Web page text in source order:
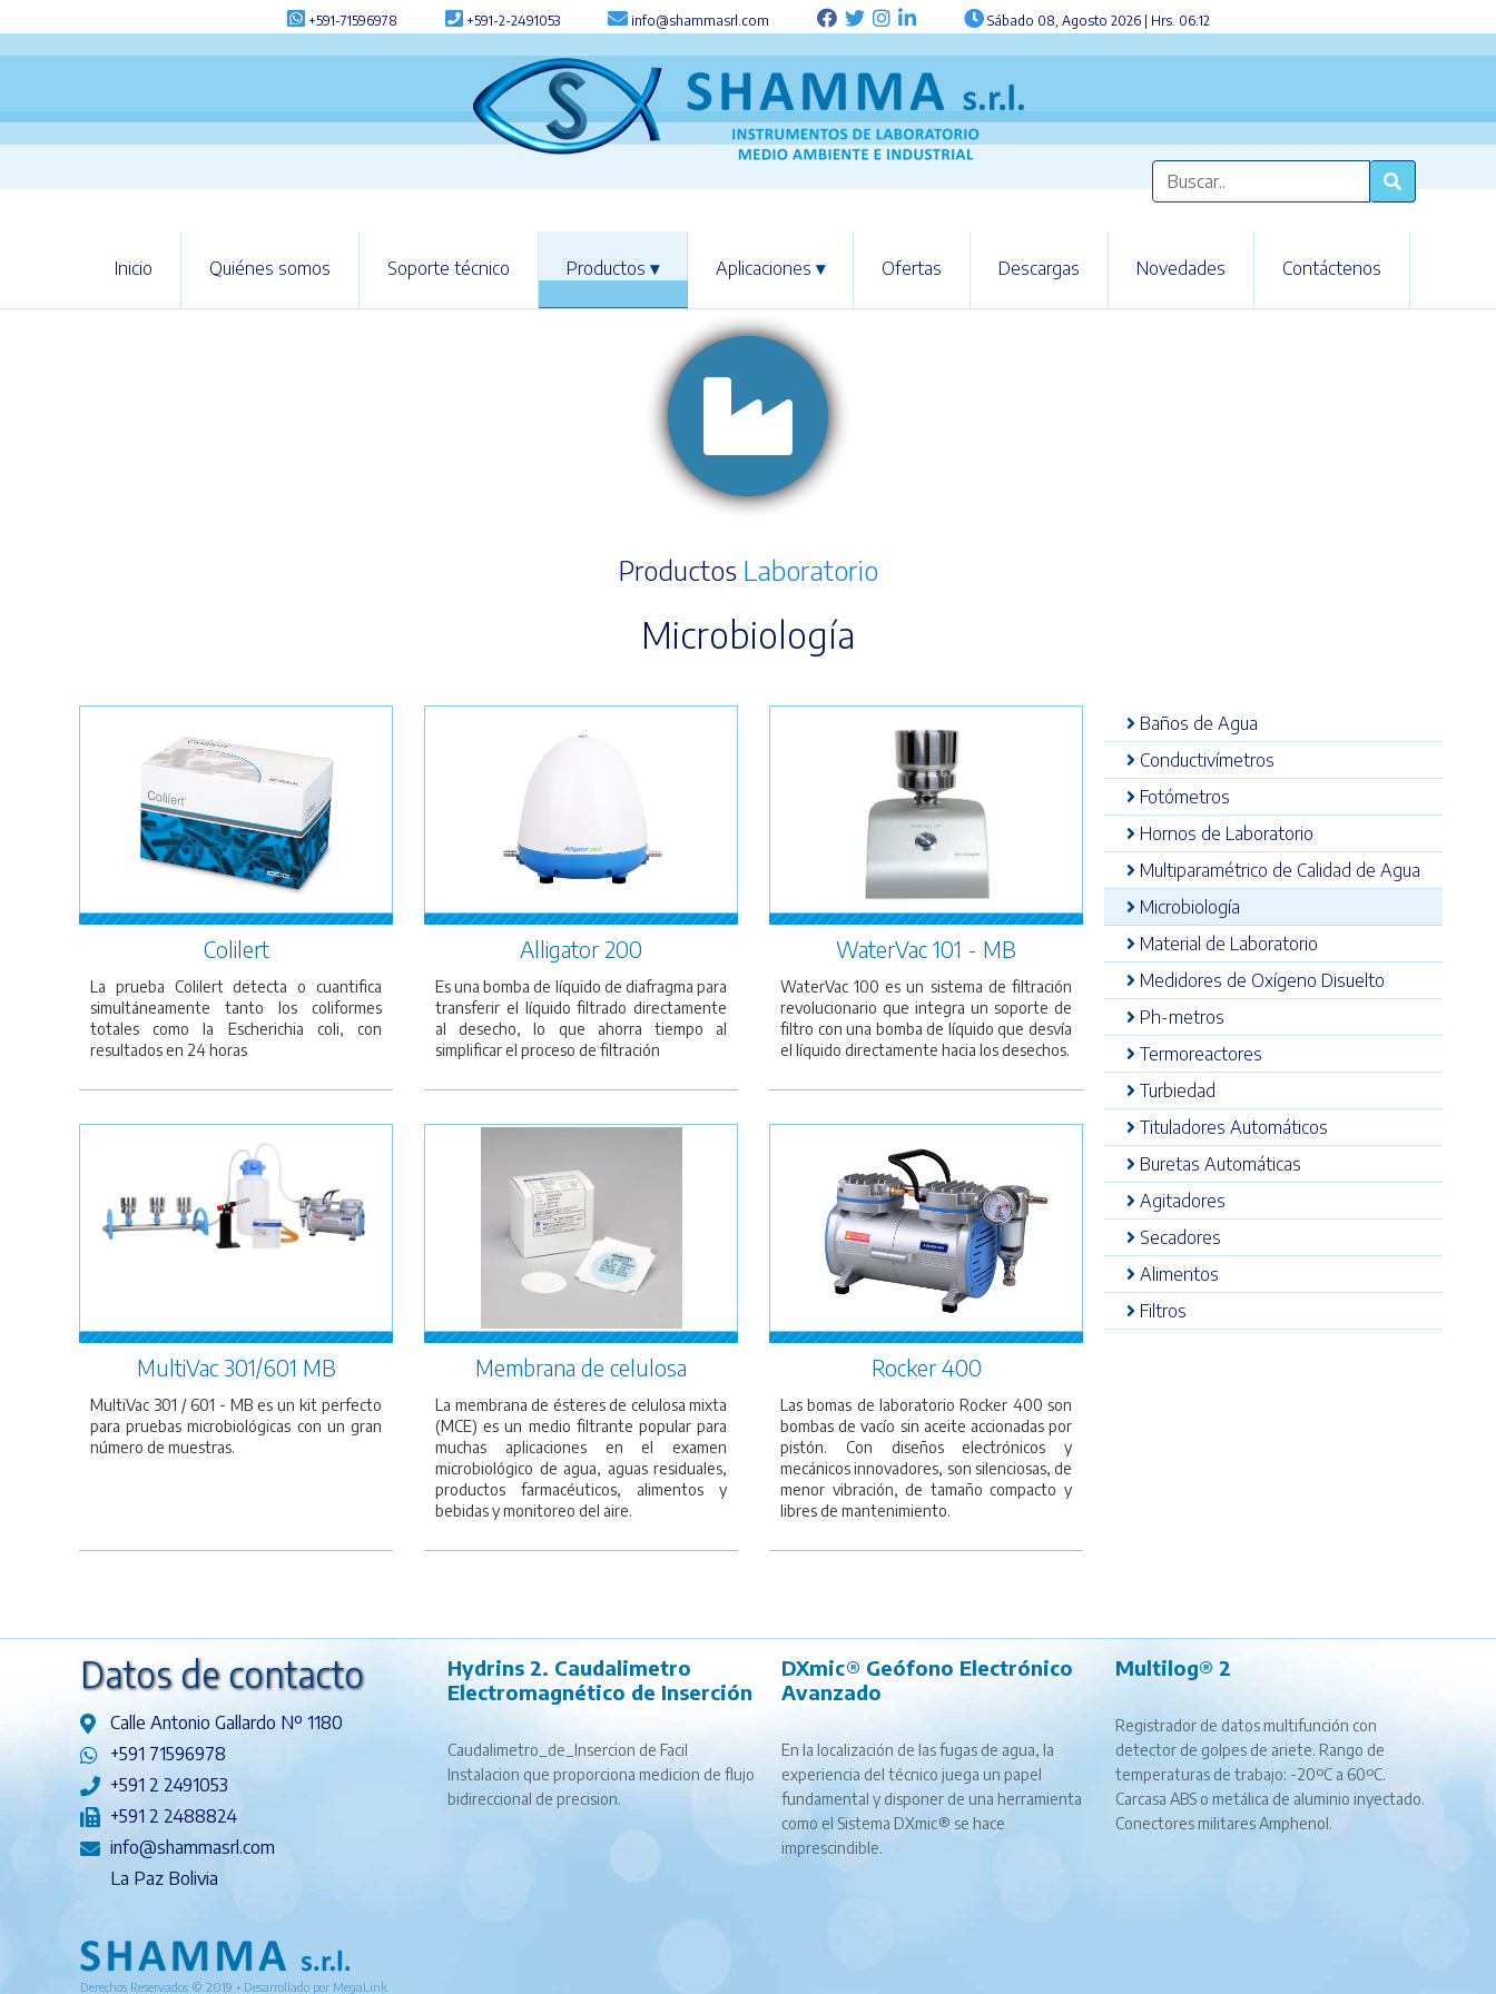
+591-71596978 +591-2-2491053 info@shammasrl.com Sábado 08, Agosto 2026 | Hrs. 06:12
Inicio Quiénes somos Soporte técnico Productos ▾ Aplicaciones ▾ Ofertas Descargas Novedades Contáctenos
Productos Laboratorio
Microbiología
Colilert
La prueba Colilert detecta o cuantifica
simultáneamente tanto los coliformes
totales como la Escherichia coli, con
resultados en 24 horas
Alligator 200
Es una bomba de líquido de diafragma para
transferir el líquido filtrado directamente
al desecho, lo que ahorra tiempo al
simplificar el proceso de filtración
WaterVac 101 - MB
WaterVac 100 es un sistema de filtración
revolucionario que integra un soporte de
filtro con una bomba de líquido que desvía
el líquido directamente hacia los desechos.
MultiVac 301/601 MB
MultiVac 301 / 601 - MB es un kit perfecto
para pruebas microbiológicas con un gran
número de muestras.
Membrana de celulosa
La membrana de ésteres de celulosa mixta
(MCE) es un medio filtrante popular para
muchas aplicaciones en el examen
microbiológico de agua, aguas residuales,
productos farmacéuticos, alimentos y
bebidas y monitoreo del aire.
Rocker 400
Las bomas de laboratorio Rocker 400 son
bombas de vacío sin aceite accionadas por
pistón. Con diseños electrónicos y
mecánicos innovadores, son silenciosas, de
menor vibración, de tamaño compacto y
libres de mantenimiento.
Baños de Agua
Conductivímetros
Fotómetros
Hornos de Laboratorio
Multiparamétrico de Calidad de Agua
Microbiología
Material de Laboratorio
Medidores de Oxígeno Disuelto
Ph-metros
Termoreactores
Turbiedad
Tituladores Automáticos
Buretas Automáticas
Agitadores
Secadores
Alimentos
Filtros
Datos de contacto
Calle Antonio Gallardo Nº 1180
+591 71596978
+591 2 2491053
+591 2 2488824
info@shammasrl.com
La Paz Bolivia
Derechos Reservados © 2019 • Desarrollado por MegaLink
Hydrins 2. Caudalimetro
Electromagnético de Inserción
Caudalimetro_de_Insercion de Facil
Instalacion que proporciona medicion de flujo
bidireccional de precision.
DXmic® Geófono Electrónico
Avanzado
En la localización de las fugas de agua, la
experiencia del técnico juega un papel
fundamental y disponer de una herramienta
como el Sistema DXmic® se hace
imprescindible.
Multilog® 2
Registrador de datos multifunción con
detector de golpes de ariete. Rango de
temperaturas de trabajo: -20ºC a 60ºC.
Carcasa ABS o metálica de aluminio inyectado.
Conectores militares Amphenol.